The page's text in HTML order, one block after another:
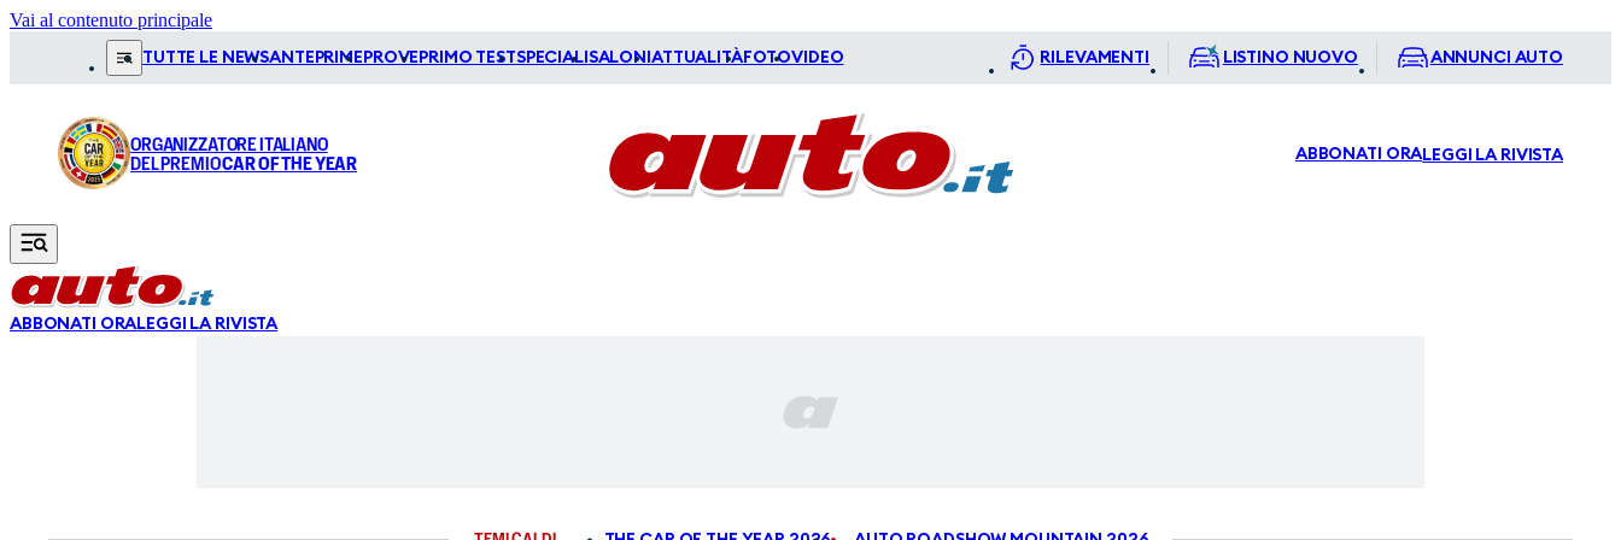
Vai al contenuto principale
TUTTE LE NEWSANTEPRIME PROVE PRIMO TESTSPECIALI SALONI ATTUALITÀFOTOVIDEO RILEVAMENTI LISTINO NUOVO ANNUNCI AUTO
ORGANIZZATORE ITALIANO
DEL PREMIOCAR OF THE YEAR ABBONATI ORALEGGI LA RIVISTA
ABBONATI ORALEGGI LA RIVISTA